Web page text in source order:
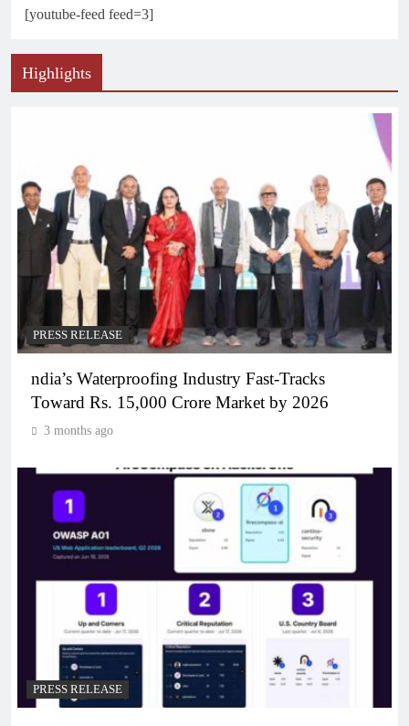
[youtube-feed feed=3]
Highlights
PRESS RELEASE
ndia’s Waterproofing Industry Fast-Tracks
Toward Rs. 15,000 Crore Market by 2026
3 months ago
PRESS RELEASE